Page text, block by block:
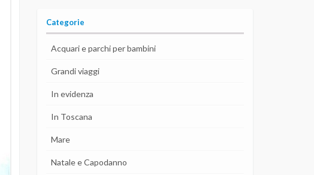
Categorie
Acquari e parchi per bambini
Grandi viaggi
In evidenza
In Toscana
Mare
Natale e Capodanno